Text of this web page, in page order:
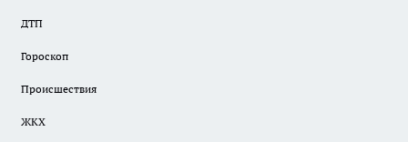
ДТП
Гороскоп
Происшествия
ЖКХ